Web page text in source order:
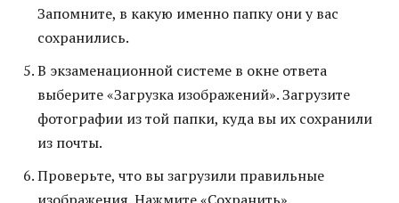
Запомните, в какую именно папку они у вас
сохранились.
В экзаменационной системе в окне ответа
выберите «Загрузка изображений». Загрузите
фотографии из той папки, куда вы их сохранили
из почты.
Проверьте, что вы загрузили правильные